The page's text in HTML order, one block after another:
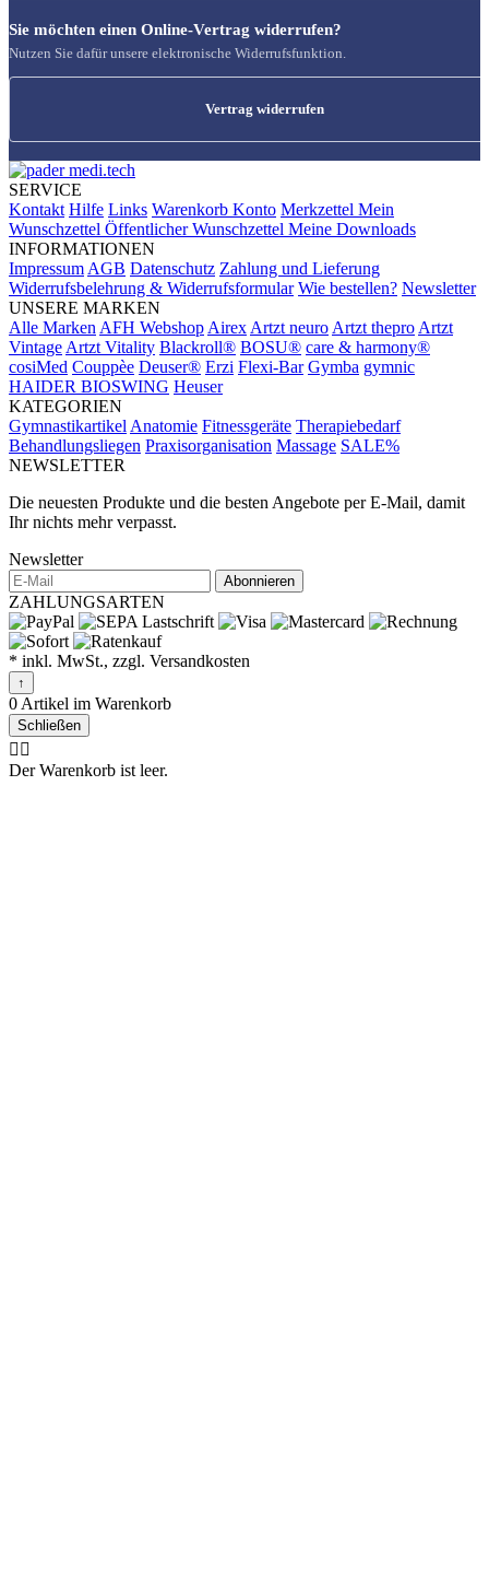
Sie möchten einen Online-Vertrag widerrufen?
Nutzen Sie dafür unsere elektronische Widerrufsfunktion.
Vertrag widerrufen
SERVICE
Kontakt Hilfe Links Warenkorb Konto Merkzettel Mein
Wunschzettel Öffentlicher Wunschzettel Meine Downloads
INFORMATIONEN
Impressum AGB Datenschutz Zahlung und Lieferung
Widerrufsbelehrung & Widerrufsformular Wie bestellen? Newsletter
UNSERE MARKEN
Alle Marken AFH Webshop Airex Artzt neuro Artzt thepro Artzt
Vintage Artzt Vitality Blackroll® BOSU® care & harmony®
cosiMed Couppèe Deuser® Erzi Flexi-Bar Gymba gymnic
HAIDER BIOSWING Heuser
KATEGORIEN
Gymnastikartikel Anatomie Fitnessgeräte Therapiebedarf
Behandlungsliegen Praxisorganisation Massage SALE%
NEWSLETTER
Die neuesten Produkte und die besten Angebote per E-Mail, damit
Ihr nichts mehr verpasst.
Newsletter
Abonnieren
ZAHLUNGSARTEN
* inkl. MwSt., zzgl. Versandkosten
↑
0 Artikel im Warenkorb
Schließen
🤷‍♂️
Der Warenkorb ist leer.